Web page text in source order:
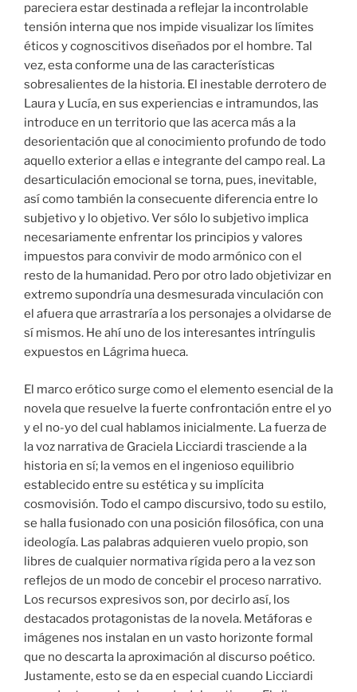
pareciera estar destinada a reflejar la incontrolable
tensión interna que nos impide visualizar los límites
éticos y cognoscitivos diseñados por el hombre. Tal
vez, esta conforme una de las características
sobresalientes de la historia. El inestable derrotero de
Laura y Lucía, en sus experiencias e intramundos, las
introduce en un territorio que las acerca más a la
desorientación que al conocimiento profundo de todo
aquello exterior a ellas e integrante del campo real. La
desarticulación emocional se torna, pues, inevitable,
así como también la consecuente diferencia entre lo
subjetivo y lo objetivo. Ver sólo lo subjetivo implica
necesariamente enfrentar los principios y valores
impuestos para convivir de modo armónico con el
resto de la humanidad. Pero por otro lado objetivizar en
extremo supondría una desmesurada vinculación con
el afuera que arrastraría a los personajes a olvidarse de
sí mismos. He ahí uno de los interesantes intríngulis
expuestos en Lágrima hueca.
El marco erótico surge como el elemento esencial de la
novela que resuelve la fuerte confrontación entre el yo
y el no-yo del cual hablamos inicialmente. La fuerza de
la voz narrativa de Graciela Licciardi trasciende a la
historia en sí; la vemos en el ingenioso equilibrio
establecido entre su estética y su implícita
cosmovisión. Todo el campo discursivo, todo su estilo,
se halla fusionado con una posición filosófica, con una
ideología. Las palabras adquieren vuelo propio, son
libres de cualquier normativa rígida pero a la vez son
reflejos de un modo de concebir el proceso narrativo.
Los recursos expresivos son, por decirlo así, los
destacados protagonistas de la novela. Metáforas e
imágenes nos instalan en un vasto horizonte formal
que no descarta la aproximación al discurso poético.
Justamente, esto se da en especial cuando Licciardi